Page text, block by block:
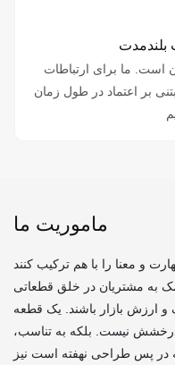
است. ما برای ارتباطات
بر اعتماد در طول زمان
ماموریت ما
به مشتریان در خلق قطعاتی
بازار باشند. یک قطعه
نیست. بلکه به تناسب،
در پس طراحی نهفته است نیز